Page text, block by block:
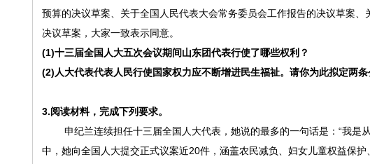
预算的决议草案、关于全国人民代表大会常务委员会工作报告的决议草案
决议草案，大家一致表示同意。
(1)十三届全国人大五次会议期间山东团代表行使了哪些权利？
(2)人大代表代表人民行使国家权力应不断增进民生福祉。请你为此拟定两条
3.阅读材料，完成下列要求。
申纪兰连续担任十三届全国人大代表，她说的最多的一句话是： “我是
中，她向全国人大提交正式议案近20件，涵盖农民减负、妇女儿童权益保